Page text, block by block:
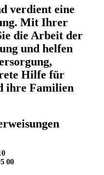
verdient eine
Mit Ihrer
die Arbeit der
und helfen
Hilfe für
ihre Familien
00